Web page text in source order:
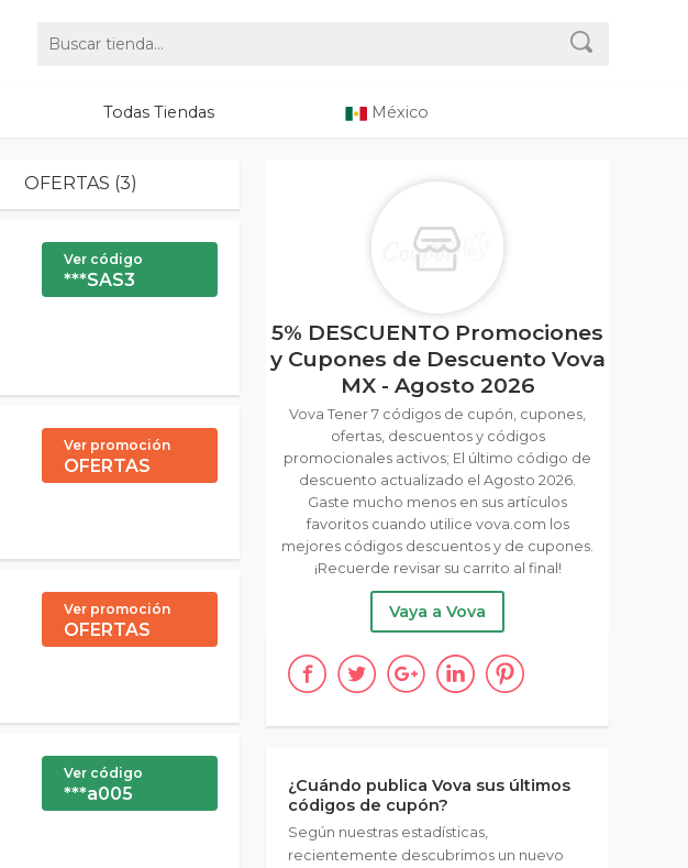
Todas Tiendas México
OFERTAS (3)
Ver código
***SAS3
Ver promoción
OFERTAS
Ver promoción
OFERTAS
Ver código
***a005
5% DESCUENTO Promociones
y Cupones de Descuento Vova
MX - Agosto 2026
Vova Tener 7 códigos de cupón, cupones,
ofertas, descuentos y códigos
promocionales activos; El último código de
descuento actualizado el Agosto 2026.
Gaste mucho menos en sus artículos
favoritos cuando utilice vova.com los
mejores códigos descuentos y de cupones.
¡Recuerde revisar su carrito al final!
Vaya a Vova
¿Cuándo publica Vova sus últimos
códigos de cupón?
Según nuestras estadísticas,
recientemente descubrimos un nuevo